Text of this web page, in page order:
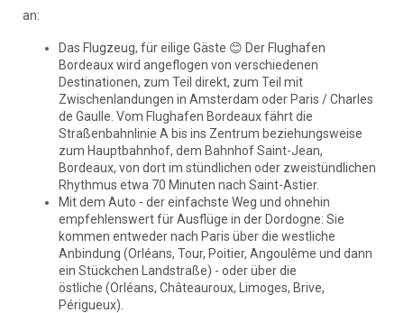
an:
Das Flugzeug, für eilige Gäste 😊 Der Flughafen
Bordeaux wird angeflogen von verschiedenen
Destinationen, zum Teil direkt, zum Teil mit
Zwischenlandungen in Amsterdam oder Paris / Charles
de Gaulle. Vom Flughafen Bordeaux fährt die
Straßenbahnlinie A bis ins Zentrum beziehungsweise
zum Hauptbahnhof, dem Bahnhof Saint-Jean,
Bordeaux, von dort im stündlichen oder zweistündlichen
Rhythmus etwa 70 Minuten nach Saint-Astier.
Mit dem Auto - der einfachste Weg und ohnehin
empfehlenswert für Ausflüge in der Dordogne: Sie
kommen entweder nach Paris über die westliche
Anbindung (Orléans, Tour, Poitier, Angoulême und dann
ein Stückchen Landstraße) - oder über die
östliche (Orléans, Châteauroux, Limoges, Brive,
Périgueux).